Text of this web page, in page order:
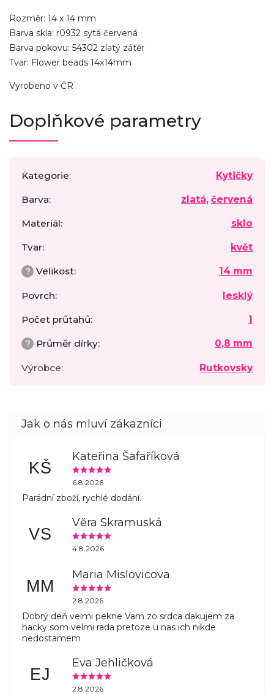
Rozměr: 14 x 14 mm
Barva skla: r0932 sytá červená
Barva pokovu: 54302 zlatý zátěr
Tvar: Flower beads 14x14mm
Vyrobeno v ČR
Doplňkové parametry
Kategorie: Kytičky
Barva: zlatá, červená
Materiál: sklo
Tvar: květ
? Velikost: 14 mm
Povrch: lesklý
Počet průtahů: 1
? Průměr dírky: 0,8 mm
Výrobce: Rutkovsky
KŠ
Kateřina Šafaříková
6.8.2026
Parádní zboží, rychlé dodání.
VS
Věra Skramuská
4.8.2026
MM
Maria Mislovicova
2.8.2026
Dobrý deň velmi pekne Vam zo srdca dakujem za
hacky som velmi rada pretoze u nas ich nikde
nedostamem
EJ
Eva Jehličková
2.8.2026